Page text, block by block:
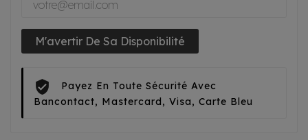
M'avertir De Sa Disponibilité
Payez En Toute Sécurité Avec
Bancontact, Mastercard, Visa, Carte Bleu